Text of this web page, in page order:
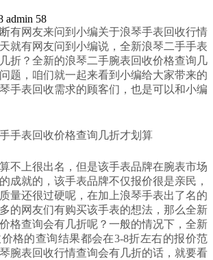
admin 58
有网友来问到小编关于浪琴手表回收行情
就有网友问到小编说，全新浪琴二手手表
折？全新的浪琴二手腕表回收价格查询几
题，咱们就一起来看到小编给大家带来的
手表回收需求的顾客们，也是可以和小编
不上很出名，但是该手表品牌在腕表市场
成就的，该手表品牌不仅报价很是亲民，
量还很过硬呢，在加上浪琴手表出了名的
的网友们有购买该手表的想法，那么全新
格查询会有几折呢？一般的情况下，全新
格的查询结果都会在3-8折左右的报价范
腕表回收行情查询会有几折的话，就要看